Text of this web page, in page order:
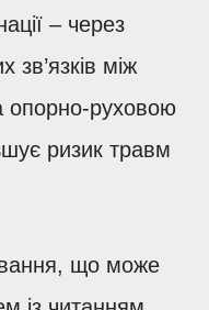
– через
між
опорно-руховою
ризик травм
, що може